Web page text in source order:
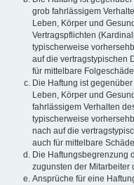
grob fahrlässigem
Leben, Körper und
Vertragspflichten
typischerweise
auf die vertragstypischen
für mittelbare
Die Haftung ist
Leben, Körper und
fahrlässigem Verhalten
typischerweise
nach auf die
auch für mittelbare
Die Haftungsbegrenzung
zugunsten der Mitarbeiter
Ansprüche für eine